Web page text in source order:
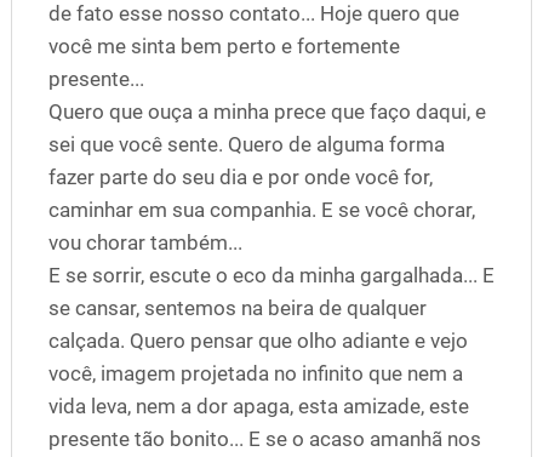
de fato esse nosso contato... Hoje quero que
você me sinta bem perto e fortemente
presente...
Quero que ouça a minha prece que faço daqui, e
sei que você sente. Quero de alguma forma
fazer parte do seu dia e por onde você for,
caminhar em sua companhia. E se você chorar,
vou chorar também...
E se sorrir, escute o eco da minha gargalhada... E
se cansar, sentemos na beira de qualquer
calçada. Quero pensar que olho adiante e vejo
você, imagem projetada no infinito que nem a
vida leva, nem a dor apaga, esta amizade, este
presente tão bonito... E se o acaso amanhã nos